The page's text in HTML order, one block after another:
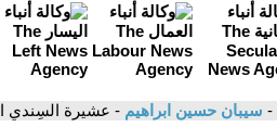
- سيبان حسين ابراهيم - عشيرة السِندي